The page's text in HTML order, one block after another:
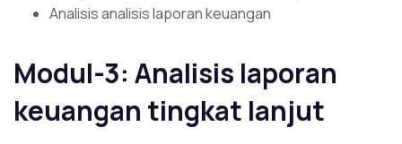
Analisis analisis laporan keuangan
Modul-3: Analisis laporan
keuangan tingkat lanjut